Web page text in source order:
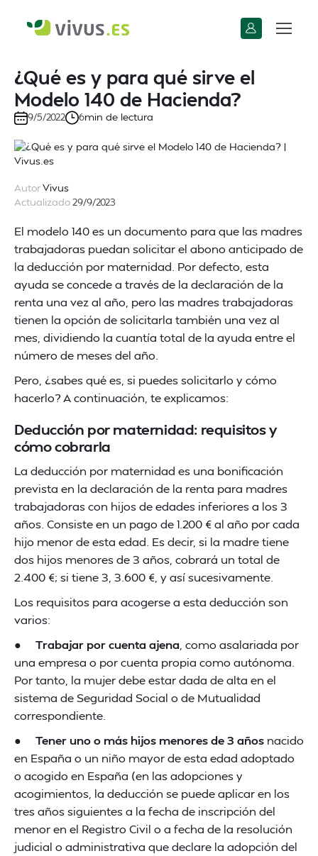
¿Qué es y para qué sirve el
Modelo 140 de Hacienda?
9/5/2022 6min de lectura
AutorVivus
Actualizado29/9/2023
El modelo 140 es un documento para que las madres
trabajadoras puedan solicitar el abono anticipado de
la deducción por maternidad. Por defecto, esta
ayuda se concede a través de la declaración de la
renta una vez al año, pero las madres trabajadoras
tienen la opción de solicitarla también una vez al
mes, dividiendo la cuantía total de la ayuda entre el
número de meses del año.
Pero, ¿sabes qué es, si puedes solicitarlo y cómo
hacerlo? A continuación, te explicamos:
Deducción por maternidad: requisitos y
cómo cobrarla
La deducción por maternidad es una bonificación
prevista en la declaración de la renta para madres
trabajadoras con hijos de edades inferiores a los 3
años. Consiste en un pago de 1.200 € al año por cada
hijo menor de esta edad. Es decir, si la madre tiene
dos hijos menores de 3 años, cobrará un total de
2.400 €; si tiene 3, 3.600 €, y así sucesivamente.
Los requisitos para acogerse a esta deducción son
varios:
● Trabajar por cuenta ajena , como asalariada por
una empresa o por cuenta propia como autónoma.
Por tanto, la mujer debe estar dada de alta en el
sistema de Seguridad Social o de Mutualidad
correspondiente.
● Tener uno o más hijos menores de 3 años nacido
en España o un niño mayor de esta edad adoptado
o acogido en España (en las adopciones y
acogimientos, la deducción se puede aplicar en los
tres años siguientes a la fecha de inscripción del
menor en el Registro Civil o a fecha de la resolución
judicial o administrativa que declare la adopción del